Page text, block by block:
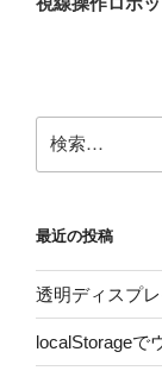
ン
索:
最近の投稿
透明ディスプ
localStorageで